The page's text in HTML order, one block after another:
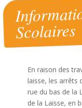
Scolaires
En raison des
laisse, les arrêts
rue du bas de la
de la Laisse, en